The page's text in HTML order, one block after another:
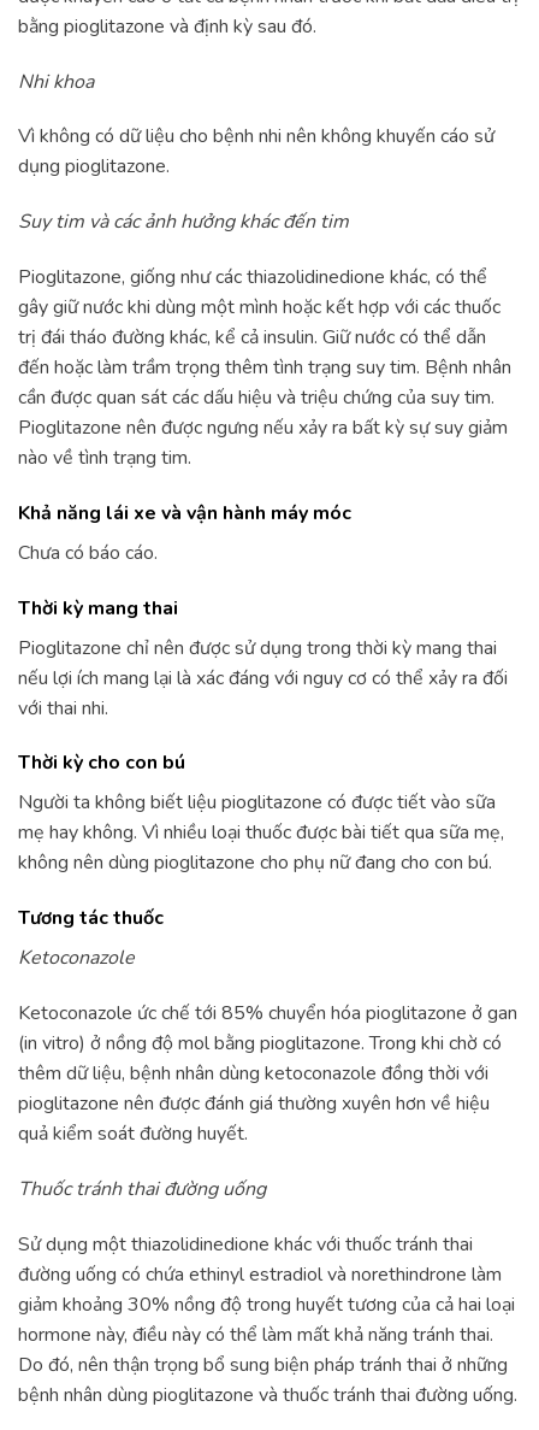
bằng pioglitazone và định kỳ sau đó.
Nhi khoa
Vì không có dữ liệu cho bệnh nhi nên không khuyến cáo sử
dụng pioglitazone.
Suy tim và các ảnh hưởng khác đến tim
Pioglitazone, giống như các thiazolidinedione khác, có thể
gây giữ nước khi dùng một mình hoặc kết hợp với các thuốc
trị đái tháo đường khác, kể cả insulin. Giữ nước có thể dẫn
đến hoặc làm trầm trọng thêm tình trạng suy tim. Bệnh nhân
cần được quan sát các dấu hiệu và triệu chứng của suy tim.
Pioglitazone nên được ngưng nếu xảy ra bất kỳ sự suy giảm
nào về tình trạng tim.
Khả năng lái xe và vận hành máy móc
Chưa có báo cáo.
Thời kỳ mang thai
Pioglitazone chỉ nên được sử dụng trong thời kỳ mang thai
nếu lợi ích mang lại là xác đáng với nguy cơ có thể xảy ra đối
với thai nhi.
Thời kỳ cho con bú
Người ta không biết liệu pioglitazone có được tiết vào sữa
mẹ hay không. Vì nhiều loại thuốc được bài tiết qua sữa mẹ,
không nên dùng pioglitazone cho phụ nữ đang cho con bú.
Tương tác thuốc
Ketoconazole
Ketoconazole ức chế tới 85% chuyển hóa pioglitazone ở gan
(in vitro) ở nồng độ mol bằng pioglitazone. Trong khi chờ có
thêm dữ liệu, bệnh nhân dùng ketoconazole đồng thời với
pioglitazone nên được đánh giá thường xuyên hơn về hiệu
quả kiểm soát đường huyết.
Thuốc tránh thai đường uống
Sử dụng một thiazolidinedione khác với thuốc tránh thai
đường uống có chứa ethinyl estradiol và norethindrone làm
giảm khoảng 30% nồng độ trong huyết tương của cả hai loại
hormone này, điều này có thể làm mất khả năng tránh thai.
Do đó, nên thận trọng bổ sung biện pháp tránh thai ở những
bệnh nhân dùng pioglitazone và thuốc tránh thai đường uống.